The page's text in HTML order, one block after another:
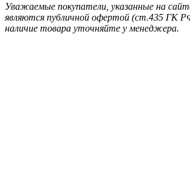
Уважаемые покупатели, указанные на
являются публичной офертой (ст.435 ГК
наличие товара уточняйте у менеджера.